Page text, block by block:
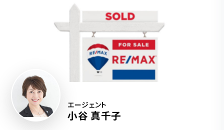
エージェント
小谷 真千子